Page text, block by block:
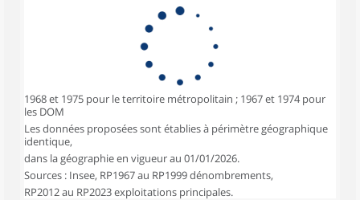
1968 et 1975 pour le territoire métropolitain ; 1967 et 1974 pour
les DOM
Les données proposées sont établies à périmètre géographique
identique,
dans la géographie en vigueur au 01/01/2026.
Sources : Insee, RP1967 au RP1999 dénombrements,
RP2012 au RP2023 exploitations principales.